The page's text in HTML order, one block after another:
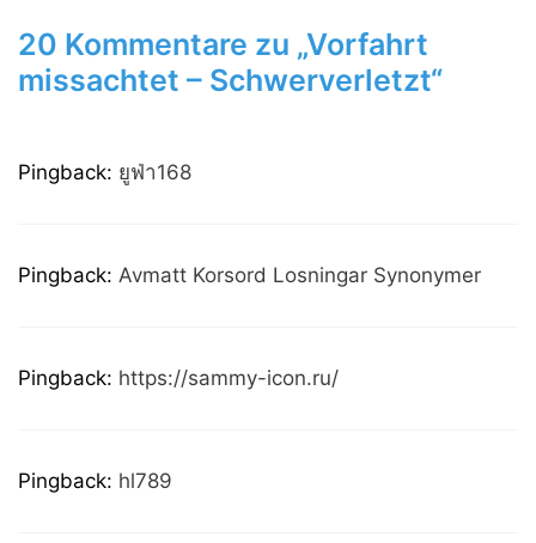
20 Kommentare zu „Vorfahrt
missachtet – Schwerverletzt“
Pingback: ยูฟ่า168
Pingback: Avmatt Korsord Losningar Synonymer
Pingback: https://sammy-icon.ru/
Pingback: hl789